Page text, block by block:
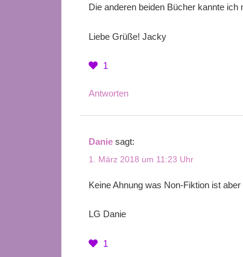
Die anderen beiden Bücher kannte
Liebe Grüße! Jacky
1
Antworten
Danie sagt:
1. März 2018 um 11:23 Uhr
Keine Ahnung was Non-Fiktion ist
LG Danie
1